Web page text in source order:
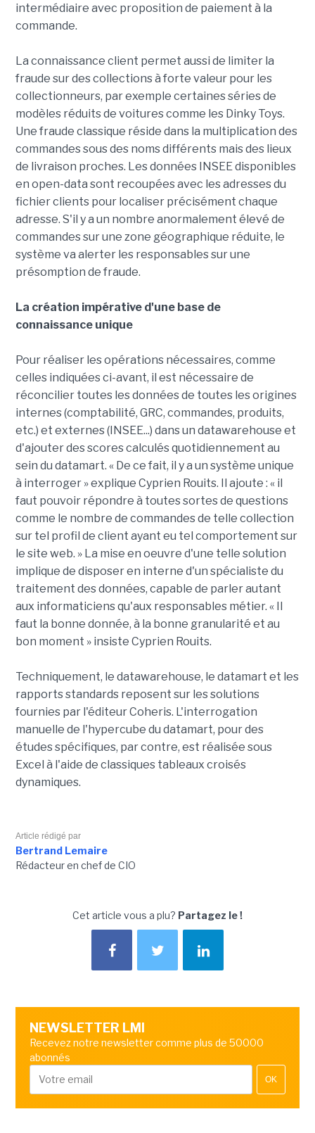
intermédiaire avec proposition de paiement à la
commande.
La connaissance client permet aussi de limiter la
fraude sur des collections à forte valeur pour les
collectionneurs, par exemple certaines séries de
modèles réduits de voitures comme les Dinky Toys.
Une fraude classique réside dans la multiplication des
commandes sous des noms différents mais des lieux
de livraison proches. Les données INSEE disponibles
en open-data sont recoupées avec les adresses du
fichier clients pour localiser précisément chaque
adresse. S'il y a un nombre anormalement élevé de
commandes sur une zone géographique réduite, le
système va alerter les responsables sur une
présomption de fraude.
La création impérative d'une base de
connaissance unique
Pour réaliser les opérations nécessaires, comme
celles indiquées ci-avant, il est nécessaire de
réconcilier toutes les données de toutes les origines
internes (comptabilité, GRC, commandes, produits,
etc.) et externes (INSEE...) dans un datawarehouse et
d'ajouter des scores calculés quotidiennement au
sein du datamart. « De ce fait, il y a un système unique
à interroger » explique Cyprien Rouits. Il ajoute : « il
faut pouvoir répondre à toutes sortes de questions
comme le nombre de commandes de telle collection
sur tel profil de client ayant eu tel comportement sur
le site web. » La mise en oeuvre d'une telle solution
implique de disposer en interne d'un spécialiste du
traitement des données, capable de parler autant
aux informaticiens qu'aux responsables métier. « Il
faut la bonne donnée, à la bonne granularité et au
bon moment » insiste Cyprien Rouits.
Techniquement, le datawarehouse, le datamart et les
rapports standards reposent sur les solutions
fournies par l'éditeur Coheris. L'interrogation
manuelle de l'hypercube du datamart, pour des
études spécifiques, par contre, est réalisée sous
Excel à l'aide de classiques tableaux croisés
dynamiques.
Article rédigé par
Bertrand Lemaire
Rédacteur en chef de CIO
Cet article vous a plu? Partagez le !
NEWSLETTER LMI
Recevez notre newsletter comme plus de 50000
abonnés
OK